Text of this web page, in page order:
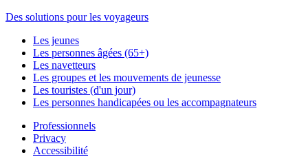
Des solutions pour les voyageurs
Les jeunes
Les personnes âgées (65+)
Les navetteurs
Les groupes et les mouvements de jeunesse
Les touristes (d'un jour)
Les personnes handicapées ou les accompagnateurs
Professionnels
Privacy
Accessibilité